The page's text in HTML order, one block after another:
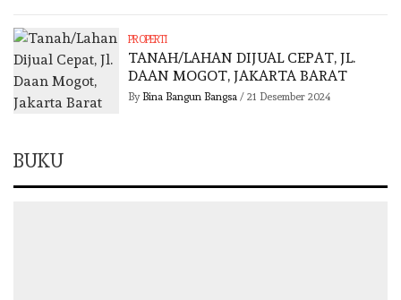
PROPERTI
TANAH/LAHAN DIJUAL CEPAT, JL.
DAAN MOGOT, JAKARTA BARAT
By Bina Bangun Bangsa/ 21 Desember 2024
BUKU